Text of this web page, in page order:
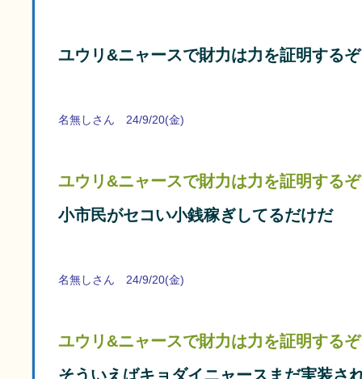
ユウリ&ニャースで財力は力を証明するぞ
名無しさん 24/9/20(金)
ユウリ&ニャースで財力は力を証明するぞ
小市民がセコい小銭稼ぎしてるだけだ
名無しさん 24/9/20(金)
ユウリ&ニャースで財力は力を証明するぞ
そういえばキョダイニャースまだ実装さ